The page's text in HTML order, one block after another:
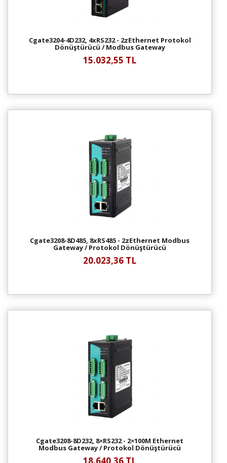
Cgate3204-4D232, 4xRS232 - 2zEthernet Protokol
Dönüştürücü / Modbus Gateway
15.032,55 TL
Cgate3208-8D485, 8xRS485 - 2zEthernet Modbus
Gateway / Protokol Dönüştürücü
20.023,36 TL
Cgate3208-8D232, 8×RS232 - 2×100M Ethernet
Modbus Gateway / Protokol Dönüştürücü